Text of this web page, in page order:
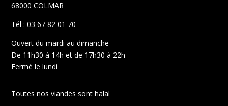
68000 COLMAR
Tél : 03 67 82 01 70
Ouvert du mardi au dimanche
De 11h30 à 14h et de 17h30 à 22h
Fermé le lundi
Toutes nos viandes sont halal